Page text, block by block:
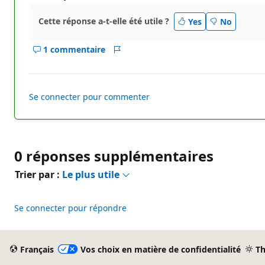
Cette réponse a-t-elle été utile ? Yes No
1 commentaire
Afficher
pour
réponse
Se connecter pour commenter
0 réponses supplémentaires
Trier par : Le plus utile
Se connecter pour répondre
Français Vos choix en matière de confidentialité